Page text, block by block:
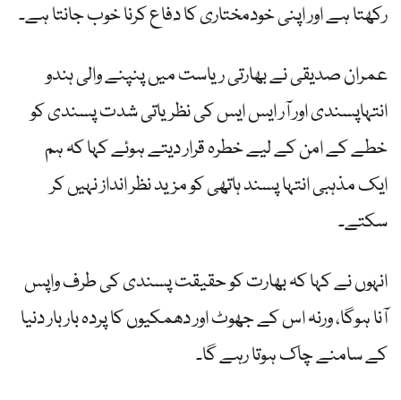
رکھتا ہے اور اپنی خودمختاری کا دفاع کرنا خوب جانتا ہے۔
عمران صدیقی نے بھارتی ریاست میں پنپنے والی ہندو
انتہاپسندی اور آر ایس ایس کی نظریاتی شدت پسندی کو
خطے کے امن کے لیے خطرہ قرار دیتے ہوئے کہا کہ ہم
ایک مذہبی انتہا پسند ہاتھی کو مزید نظر انداز نہیں کر
سکتے۔
انہوں نے کہا کہ بھارت کو حقیقت پسندی کی طرف واپس
آنا ہوگا، ورنہ اس کے جھوٹ اور دھمکیوں کا پردہ بار بار دنیا
کے سامنے چاک ہوتا رہے گا۔